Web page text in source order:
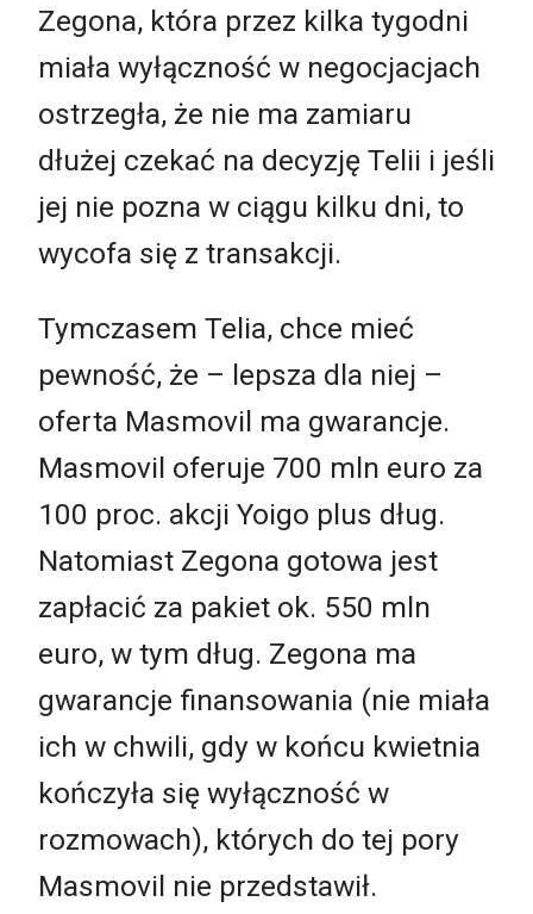
Zegona, która przez kilka tygodni
miała wyłączność w negocjacjach
ostrzegła, że nie ma zamiaru
dłużej czekać na decyzję Telii i jeśli
jej nie pozna w ciągu kilku dni, to
wycofa się z transakcji.
Tymczasem Telia, chce mieć
pewność, że – lepsza dla niej –
oferta Masmovil ma gwarancje.
Masmovil oferuje 700 mln euro za
100 proc. akcji Yoigo plus dług.
Natomiast Zegona gotowa jest
zapłacić za pakiet ok. 550 mln
euro, w tym dług. Zegona ma
gwarancje finansowania (nie miała
ich w chwili, gdy w końcu kwietnia
kończyła się wyłączność w
rozmowach), których do tej pory
Masmovil nie przedstawił.